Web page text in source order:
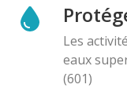
Les
eaux
(601)